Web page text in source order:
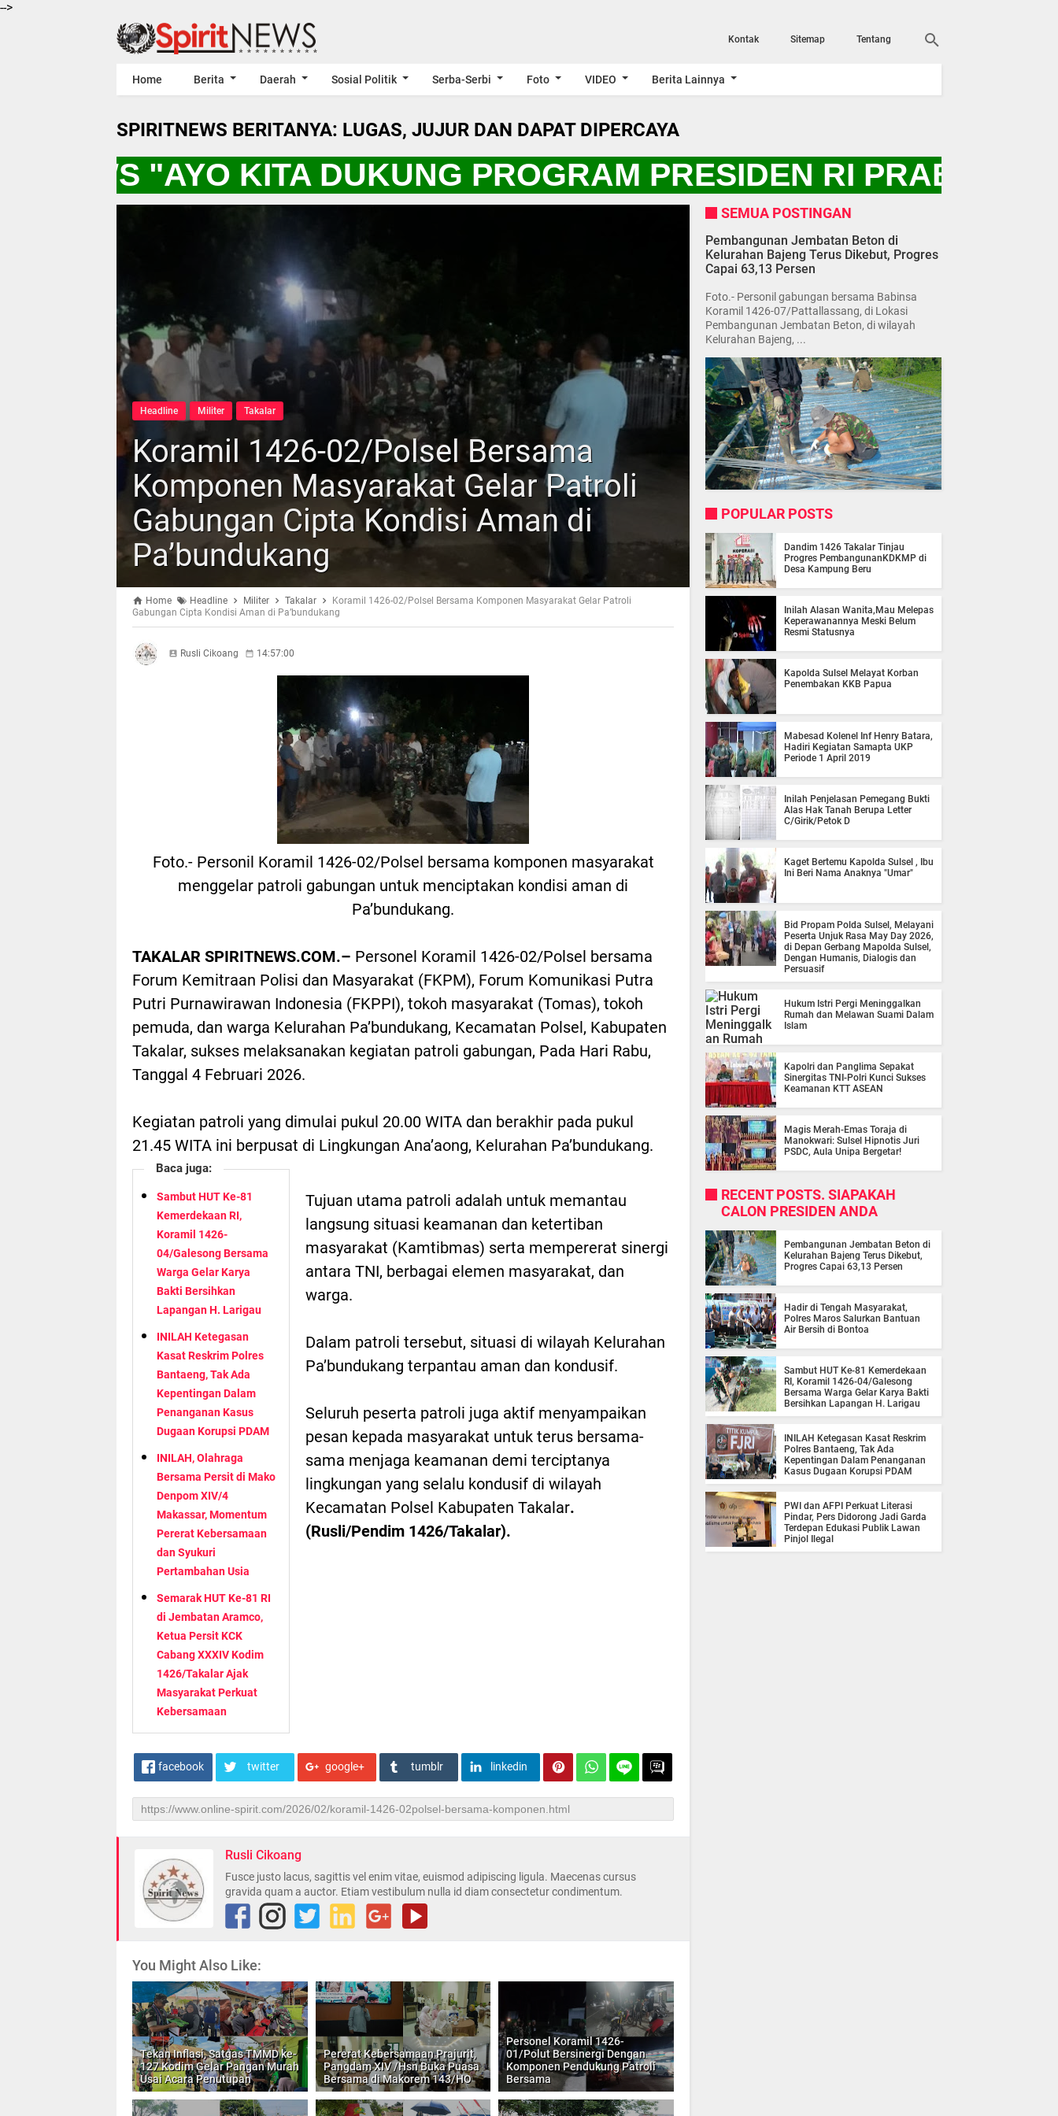
-->
Kontak Sitemap Tentang
Home Berita Daerah Sosial Politik Serba-Serbi Foto VIDEO Berita Lainnya
SPIRITNEWS BERITANYA: LUGAS, JUJUR DAN DAPAT DIPERCAYA
"AYO KITA DUKUNG PROGRAM PRESIDEN RI PRABOWO
Headline Militer Takalar
Koramil 1426-02/Polsel Bersama
Komponen Masyarakat Gelar Patroli
Gabungan Cipta Kondisi Aman di
Pa’bundukang
Home Headline Militer Takalar
Koramil 1426-02/Polsel Bersama Komponen Masyarakat Gelar Patroli
Gabungan Cipta Kondisi Aman di Pa’bundukang
Rusli Cikoang 14:57:00
Foto.- Personil Koramil 1426-02/Polsel bersama komponen masyarakat
menggelar patroli gabungan untuk menciptakan kondisi aman di
Pa’bundukang.
TAKALAR SPIRITNEWS.COM.– Personel Koramil 1426-02/Polsel bersama
Forum Kemitraan Polisi dan Masyarakat (FKPM), Forum Komunikasi Putra
Putri Purnawirawan Indonesia (FKPPI), tokoh masyarakat (Tomas), tokoh
pemuda, dan warga Kelurahan Pa’bundukang, Kecamatan Polsel, Kabupaten
Takalar, sukses melaksanakan kegiatan patroli gabungan, Pada Hari Rabu,
Tanggal 4 Februari 2026.
Kegiatan patroli yang dimulai pukul 20.00 WITA dan berakhir pada pukul
21.45 WITA ini berpusat di Lingkungan Ana’aong, Kelurahan Pa’bundukang.
Baca juga:
Sambut HUT Ke-81
Kemerdekaan RI,
Koramil 1426-
04/Galesong Bersama
Warga Gelar Karya
Bakti Bersihkan
Lapangan H. Larigau
INILAH Ketegasan
Kasat Reskrim Polres
Bantaeng, Tak Ada
Kepentingan Dalam
Penanganan Kasus
Dugaan Korupsi PDAM
INILAH, Olahraga
Bersama Persit di Mako
Denpom XIV/4
Makassar, Momentum
Pererat Kebersamaan
dan Syukuri
Pertambahan Usia
Semarak HUT Ke-81 RI
di Jembatan Aramco,
Ketua Persit KCK
Cabang XXXIV Kodim
1426/Takalar Ajak
Masyarakat Perkuat
Kebersamaan
Tujuan utama patroli adalah untuk memantau
langsung situasi keamanan dan ketertiban
masyarakat (Kamtibmas) serta mempererat sinergi
antara TNI, berbagai elemen masyarakat, dan
warga.
Dalam patroli tersebut, situasi di wilayah Kelurahan
Pa’bundukang terpantau aman dan kondusif.
Seluruh peserta patroli juga aktif menyampaikan
pesan kepada masyarakat untuk terus bersama-
sama menjaga keamanan demi terciptanya
lingkungan yang selalu kondusif di wilayah
Kecamatan Polsel Kabupaten Takalar.
(Rusli/Pendim 1426/Takalar).
facebook twitter google+ tumblr linkedin
Rusli Cikoang
Fusce justo lacus, sagittis vel enim vitae, euismod adipiscing ligula. Maecenas cursus
gravida quam a auctor. Etiam vestibulum nulla id diam consectetur condimentum.
You Might Also Like:
Tekan Inflasi, Satgas TMMD ke-
127 Kodim Gelar Pangan Murah
Usai Acara Penutupan
Pererat Kebersamaan Prajurit,
Pangdam XIV /Hsn Buka Puasa
Bersama di Makorem 143/HO
Personel Koramil 1426-
01/Polut Bersinergi Dengan
Komponen Pendukung Patroli
Bersama
SEMUA POSTINGAN
Pembangunan Jembatan Beton di
Kelurahan Bajeng Terus Dikebut, Progres
Capai 63,13 Persen
Foto.- Personil gabungan bersama Babinsa
Koramil 1426-07/Pattallassang, di Lokasi
Pembangunan Jembatan Beton, di wilayah
Kelurahan Bajeng, ...
POPULAR POSTS
Dandim 1426 Takalar Tinjau
Progres PembangunanKDKMP di
Desa Kampung Beru
Inilah Alasan Wanita,Mau Melepas
Keperawanannya Meski Belum
Resmi Statusnya
Kapolda Sulsel Melayat Korban
Penembakan KKB Papua
Mabesad Kolenel Inf Henry Batara,
Hadiri Kegiatan Samapta UKP
Periode 1 April 2019
Inilah Penjelasan Pemegang Bukti
Alas Hak Tanah Berupa Letter
C/Girik/Petok D
Kaget Bertemu Kapolda Sulsel , Ibu
Ini Beri Nama Anaknya "Umar"
Bid Propam Polda Sulsel, Melayani
Peserta Unjuk Rasa May Day 2026,
di Depan Gerbang Mapolda Sulsel,
Dengan Humanis, Dialogis dan
Persuasif
Hukum Istri Pergi Meninggalkan
Rumah dan Melawan Suami Dalam
Islam
Kapolri dan Panglima Sepakat
Sinergitas TNI-Polri Kunci Sukses
Keamanan KTT ASEAN
Magis Merah-Emas Toraja di
Manokwari: Sulsel Hipnotis Juri
PSDC, Aula Unipa Bergetar!
RECENT POSTS. SIAPAKAH
CALON PRESIDEN ANDA
Pembangunan Jembatan Beton di
Kelurahan Bajeng Terus Dikebut,
Progres Capai 63,13 Persen
Hadir di Tengah Masyarakat,
Polres Maros Salurkan Bantuan
Air Bersih di Bontoa
Sambut HUT Ke-81 Kemerdekaan
RI, Koramil 1426-04/Galesong
Bersama Warga Gelar Karya Bakti
Bersihkan Lapangan H. Larigau
INILAH Ketegasan Kasat Reskrim
Polres Bantaeng, Tak Ada
Kepentingan Dalam Penanganan
Kasus Dugaan Korupsi PDAM
PWI dan AFPI Perkuat Literasi
Pindar, Pers Didorong Jadi Garda
Terdepan Edukasi Publik Lawan
Pinjol Ilegal